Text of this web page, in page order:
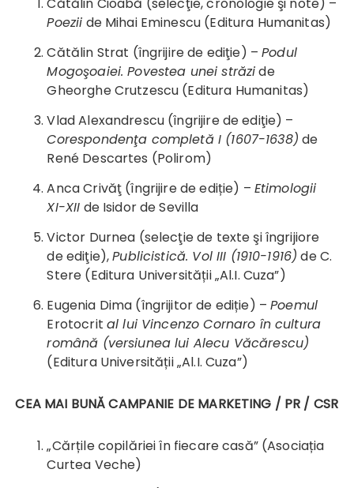
Poezii de Mihai Eminescu (Editura Humanitas)
Cătălin Strat (îngrijire de ediţie) –Podul
Mogoşoaiei. Povestea unei străzide
Gheorghe Crutzescu (Editura Humanitas)
Vlad Alexandrescu (îngrijire de ediţie) –
Corespondenţa completă I (1607-1638) de
René Descartes (Polirom)
Anca Crivăţ (îngrijire de ediție) – Etimologii
XI-XII de Isidor de Sevilla
Victor Durnea (selecţie de texte şi îngrijiore
de ediţie),Publicistică. Vol III (1910-1916) de C.
Stere (Editura Universității „Al.I. Cuza”)
Eugenia Dima (îngrijitor de ediție) –Poemul
Erotocrit al lui Vincenzo Cornaro în cultura
română (versiunea lui Alecu Văcărescu)
(Editura Universității „Al.I. Cuza”)
CEA MAI BUNĂ CAMPANIE DE MARKETING / PR / CSR
„Cărțile copilăriei în fiecare casă” (Asociația
Curtea Veche)